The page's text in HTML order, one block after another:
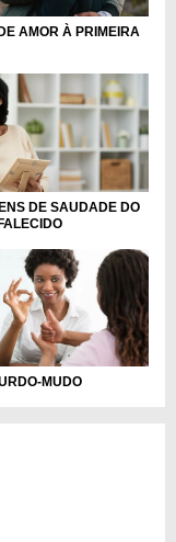
AMOR À PRIMEIRA
DE SAUDADE DO
MUDO